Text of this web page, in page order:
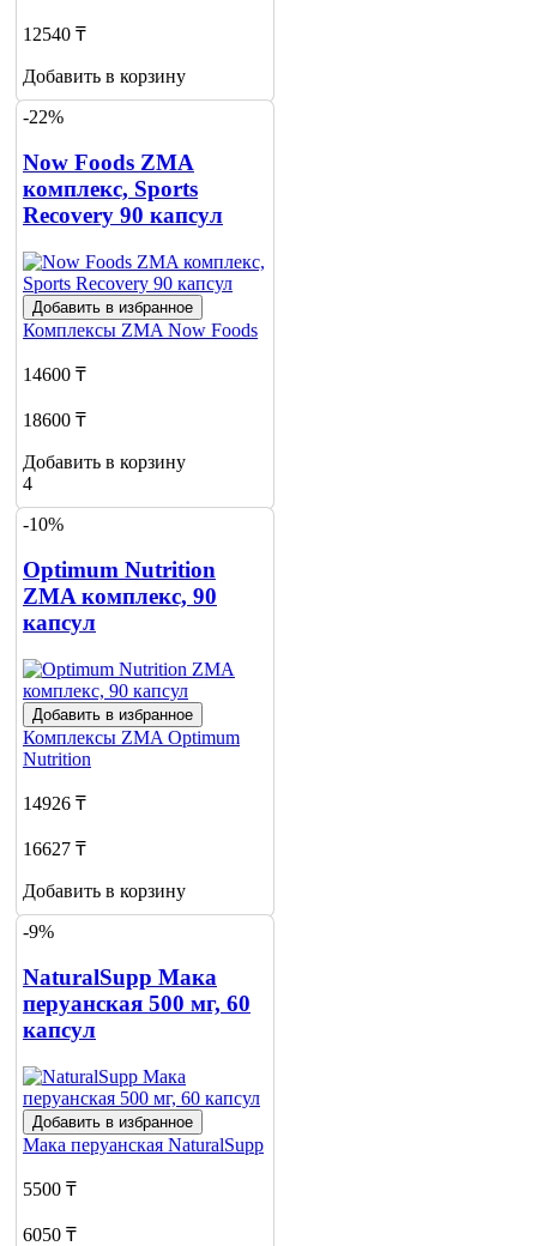
12540 ₸
Добавить в корзину
-22%
Now Foods ZMA
комплекс, Sports
Recovery 90 капсул
Добавить в избранное
Комплексы ZMA Now Foods
14600 ₸
18600 ₸
Добавить в корзину
4
-10%
Optimum Nutrition
ZMA комплекс, 90
капсул
Добавить в избранное
Комплексы ZMA Optimum
Nutrition
14926 ₸
16627 ₸
Добавить в корзину
-9%
NaturalSupp Мака
перуанская 500 мг, 60
капсул
Добавить в избранное
Мака перуанская NaturalSupp
5500 ₸
6050 ₸